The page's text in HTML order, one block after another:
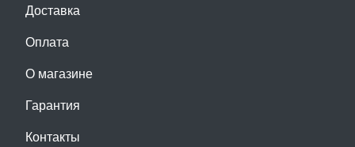
Доставка
Оплата
О магазине
Гарантия
Контакты